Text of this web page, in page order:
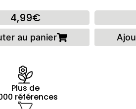
4,99€
au panier
Plus de
références